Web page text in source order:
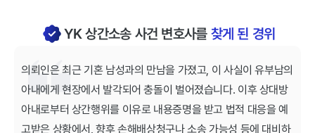
YK 상간소송 사건 변호사를 찾게 된 경위
의뢰인은 최근 기혼 남성과의 만남을 가졌고, 이 사실이 유부남의
아내에게 현장에서 발각되어 충돌이 벌어졌습니다. 이후 상대방
아내로부터 상간행위를 이유로 내용증명을 받고 법적 대응을 예
고받은 상황에서, 향후 손해배상청구나 소송 가능성 등에 대비하